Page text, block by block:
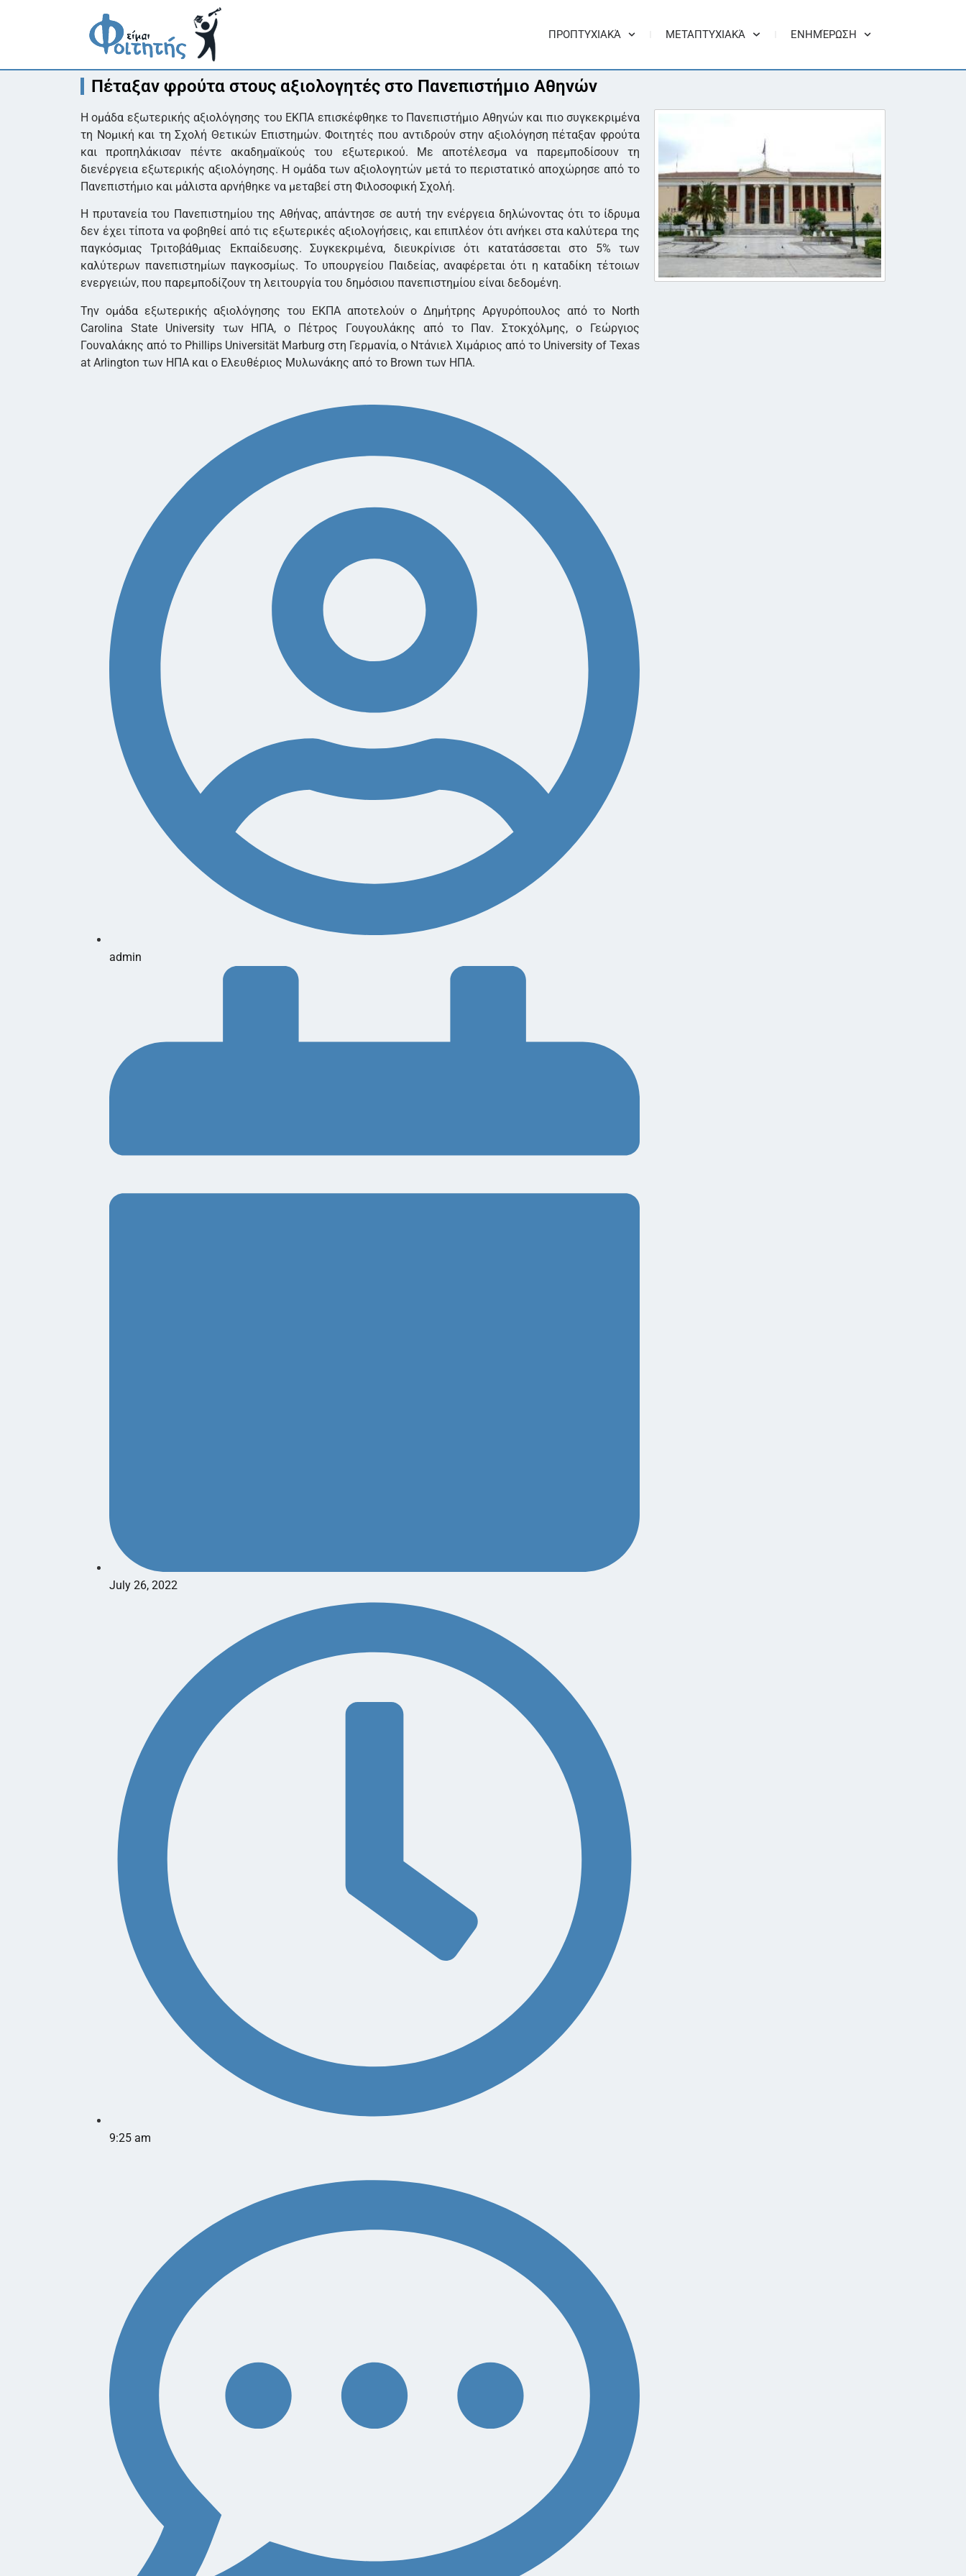
ΠΡΟΠΤΥΧΙΑΚΆ ΜΕΤΑΠΤΥΧΙΑΚΆ ΕΝΗΜΈΡΩΣΗ
Πέταξαν φρούτα στους αξιολογητές στο Πανεπιστήμιο Αθηνών
Η ομάδα εξωτερικής αξιολόγησης του ΕΚΠΑ επισκέφθηκε το Πανεπιστήμιο Αθηνών και πιο συγκεκριμένα
τη Νομική και τη Σχολή Θετικών Επιστημών. Φοιτητές που αντιδρούν στην αξιολόγηση πέταξαν φρούτα
και προπηλάκισαν πέντε ακαδημαϊκούς του εξωτερικού. Με αποτέλεσμα να παρεμποδίσουν τη
διενέργεια εξωτερικής αξιολόγησης. Η ομάδα των αξιολογητών μετά το περιστατικό αποχώρησε από το
Πανεπιστήμιο και μάλιστα αρνήθηκε να μεταβεί στη Φιλοσοφική Σχολή.
Η πρυτανεία του Πανεπιστημίου της Αθήνας, απάντησε σε αυτή την ενέργεια δηλώνοντας ότι το ίδρυμα
δεν έχει τίποτα να φοβηθεί από τις εξωτερικές αξιολογήσεις, και επιπλέον ότι ανήκει στα καλύτερα της
παγκόσμιας Τριτοβάθμιας Εκπαίδευσης. Συγκεκριμένα, διευκρίνισε ότι κατατάσσεται στο 5% των
καλύτερων πανεπιστημίων παγκοσμίως. Το υπουργείου Παιδείας, αναφέρεται ότι η καταδίκη τέτοιων
ενεργειών, που παρεμποδίζουν τη λειτουργία του δημόσιου πανεπιστημίου είναι δεδομένη.
Την ομάδα εξωτερικής αξιολόγησης του ΕΚΠΑ αποτελούν ο Δημήτρης Αργυρόπουλος από το North
Carolina State University των ΗΠΑ, ο Πέτρος Γουγουλάκης από το Παν. Στοκχόλμης, ο Γεώργιος
Γουναλάκης από το Phillips Universität Marburg στη Γερμανία, ο Ντάνιελ Χιμάριος από το University of Texas
at Arlington των ΗΠΑ και ο Ελευθέριος Μυλωνάκης από το Brown των ΗΠΑ.
admin
July 26, 2022
9:25 am